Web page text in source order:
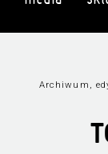
Archiwum,